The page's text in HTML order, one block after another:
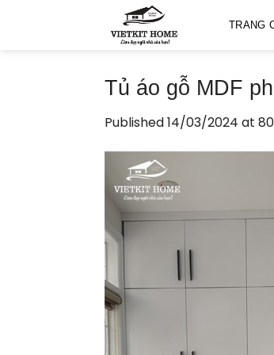
TRANG
Tủ áo gỗ MDF
Published14/03/2024 at